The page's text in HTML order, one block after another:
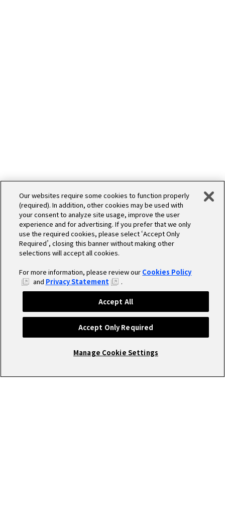
Our websites require some cookies to function properly
(required). In addition, other cookies may be used with
your consent to analyze site usage, improve the user
experience and for advertising. If you prefer that we only
use the required cookies, please select ‘Accept Only
Required’, closing this banner without making other
selections will accept all cookies.
For more information, please review our Cookies Policy
and Privacy Statement .
Manage Cookie Settings
Accept Only Required
Accept All